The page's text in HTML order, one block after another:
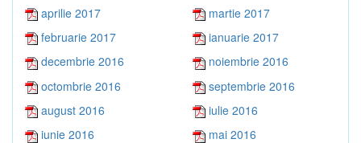
aprilie 2017
martie 2017
februarie 2017
ianuarie 2017
decembrie 2016
noiembrie 2016
octombrie 2016
septembrie 2016
august 2016
iulie 2016
iunie 2016
mai 2016